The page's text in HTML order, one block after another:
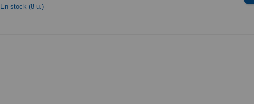
En stock (8 u.)